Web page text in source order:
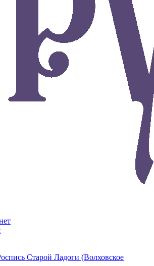
Старой Ладоги (Волховское